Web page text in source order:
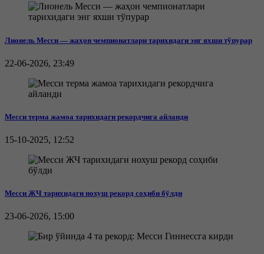
Лионель Месси — жаҳон чемпионатлари тарихидаги энг яхши тўпурар
22-06-2026, 23:49
Месси терма жамоа тарихидаги рекордчига айланди
15-10-2025, 12:52
Месси ЖЧ тарихидаги нохуш рекорд соҳиби бўлди
23-06-2026, 15:00